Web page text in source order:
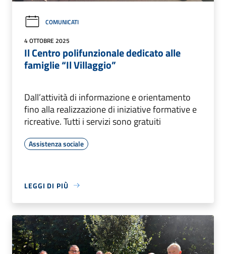
COMUNICATI
4 OTTOBRE 2025
Il Centro polifunzionale dedicato alle
famiglie “Il Villaggio”
Dall’attività di informazione e orientamento
fino alla realizzazione di iniziative formative e
ricreative. Tutti i servizi sono gratuiti
Assistenza sociale
LEGGI DI PIÙ